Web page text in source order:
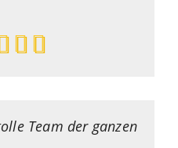
Team der ganzen